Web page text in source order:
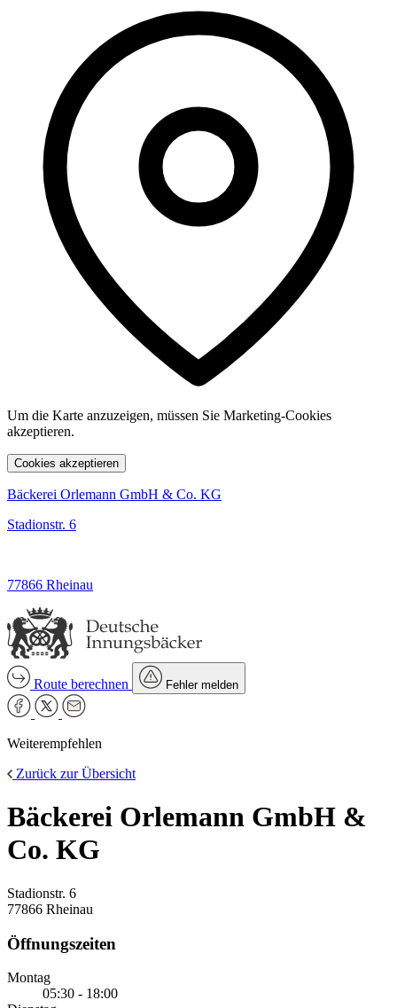
Um die Karte anzuzeigen, müssen Sie Marketing-Cookies
akzeptieren.
Cookies akzeptieren
Bäckerei Orlemann GmbH & Co. KG
Stadionstr. 6
77866 Rheinau
Route berechnen Fehler melden
Weiterempfehlen
Zurück zur Übersicht
Bäckerei Orlemann GmbH &
Co. KG
Stadionstr. 6
77866 Rheinau
Öffnungszeiten
Montag
05:30 - 18:00